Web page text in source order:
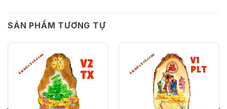
SẢN PHẨM TƯƠNG TỰ